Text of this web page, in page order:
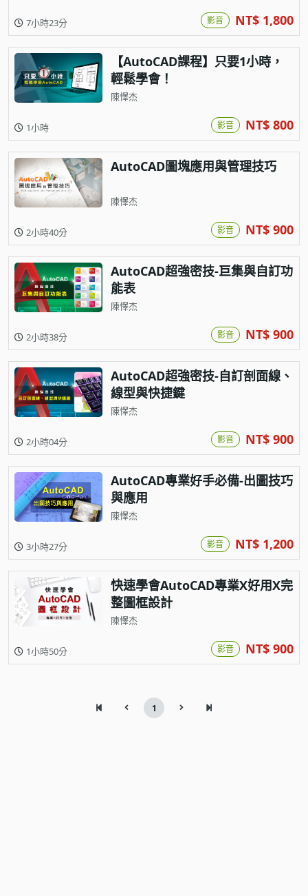
7小時23分 影音 NT$ 1,800
【AutoCAD課程】只要1小時，
輕鬆學會！
陳懌杰
1小時 影音 NT$ 800
AutoCAD圖塊應用與管理技巧
陳懌杰
2小時40分 影音 NT$ 900
AutoCAD超強密技-巨集與自訂功
能表
陳懌杰
2小時38分 影音 NT$ 900
AutoCAD超強密技-自訂剖面線、
線型與快捷鍵
陳懌杰
2小時04分 影音 NT$ 900
AutoCAD專業好手必備-出圖技巧
與應用
陳懌杰
3小時27分 影音 NT$ 1,200
快速學會AutoCAD專業X好用X完
整圖框設計
陳懌杰
1小時50分 影音 NT$ 900
1